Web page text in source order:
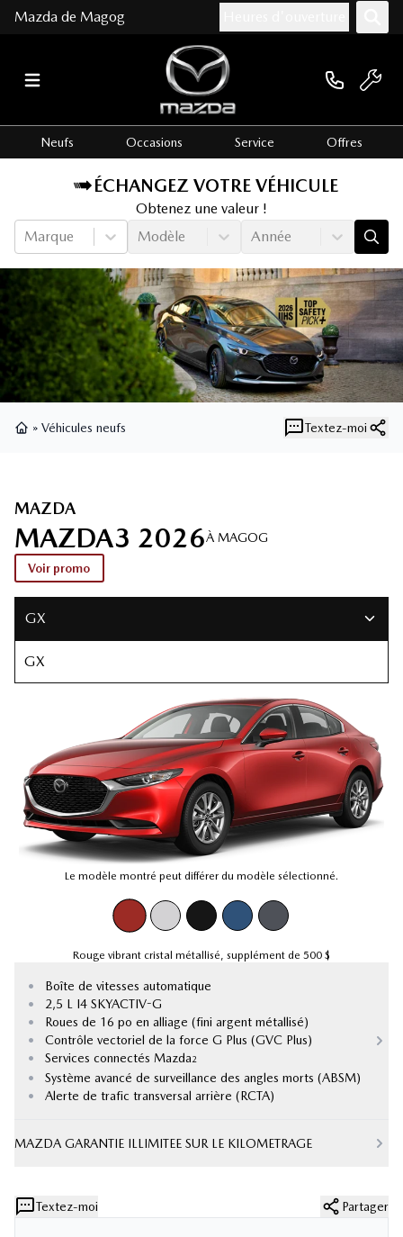
Mazda de Magog
Neufs Occasions Service Offres
ÉCHANGEZ VOTRE VÉHICULE
Obtenez une valeur !
Marque
Modèle Année
» Véhicules neufs Textez-moi
MAZDA
MAZDA3 2026À MAGOG
Voir promo
GX
GX
•
Boîte de vitesses automatique
•
2,5 L I4 SKYACTIV-G
•
Roues de 16 po en alliage (fini argent métallisé)
•
Contrôle vectoriel de la force G Plus (GVC Plus)
•
Services connectés Mazda2
•
Système avancé de surveillance des angles morts (ABSM)
•
Alerte de trafic transversal arrière (RCTA)
MAZDA GARANTIE ILLIMITEE SUR LE KILOMETRAGE
Le modèle montré peut différer du modèle sélectionné.
Rouge vibrant cristal métallisé, supplément de 500 $
Textez-moi Partager